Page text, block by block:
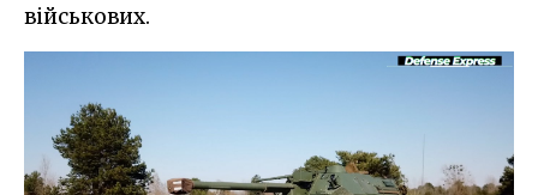
військових.